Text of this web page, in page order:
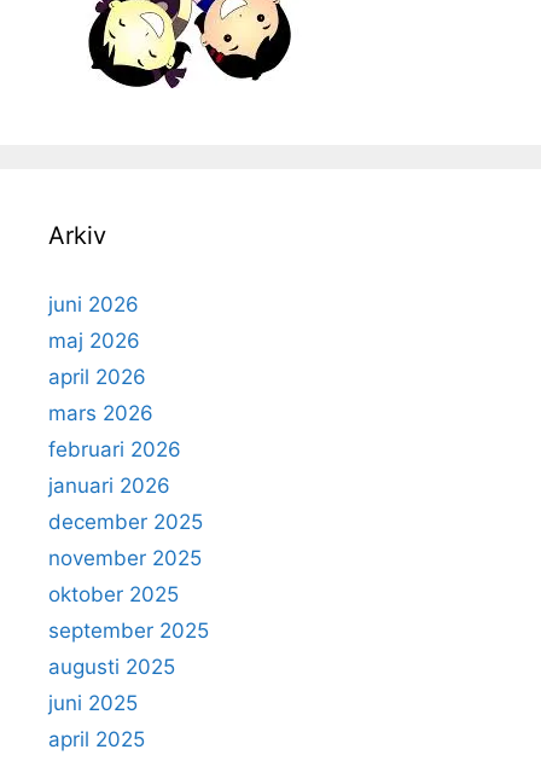
Arkiv
juni 2026
maj 2026
april 2026
mars 2026
februari 2026
januari 2026
december 2025
november 2025
oktober 2025
september 2025
augusti 2025
juni 2025
april 2025